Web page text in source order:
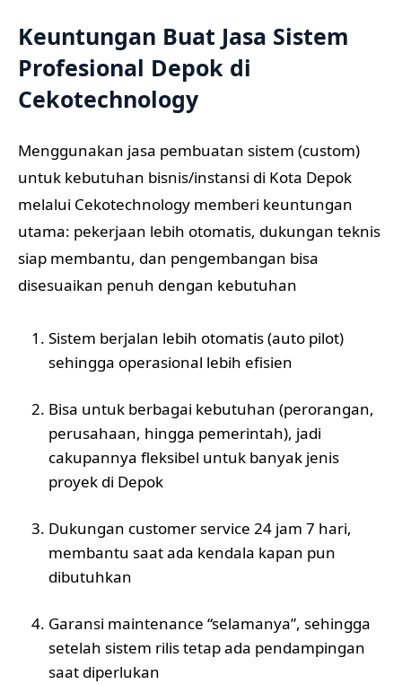
Keuntungan Buat Jasa Sistem
Profesional Depok di
Cekotechnology
Menggunakan jasa pembuatan sistem (custom)
untuk kebutuhan bisnis/instansi di Kota Depok
melalui Cekotechnology memberi keuntungan
utama: pekerjaan lebih otomatis, dukungan teknis
siap membantu, dan pengembangan bisa
disesuaikan penuh dengan kebutuhan
Sistem berjalan lebih otomatis (auto pilot)
sehingga operasional lebih efisien
Bisa untuk berbagai kebutuhan (perorangan,
perusahaan, hingga pemerintah), jadi
cakupannya fleksibel untuk banyak jenis
proyek di Depok
Dukungan customer service 24 jam 7 hari,
membantu saat ada kendala kapan pun
dibutuhkan
Garansi maintenance “selamanya”, sehingga
setelah sistem rilis tetap ada pendampingan
saat diperlukan